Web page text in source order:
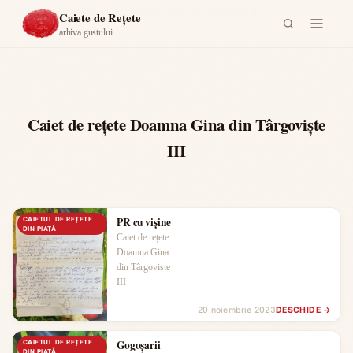
Caiete de Rețete
arhiva gustului
Acasă ›
Caiet de rețete Doamna Gina din Târgoviște
III
CAIETUL DE REȚETE
DIN PIAȚĂ
PR cu vișine
Caiet de rețete
Doamna Gina
din Târgoviște
III
20 noiembrie 2023DESCHIDE →
CAIETUL DE REȚETE
Gogoșarii